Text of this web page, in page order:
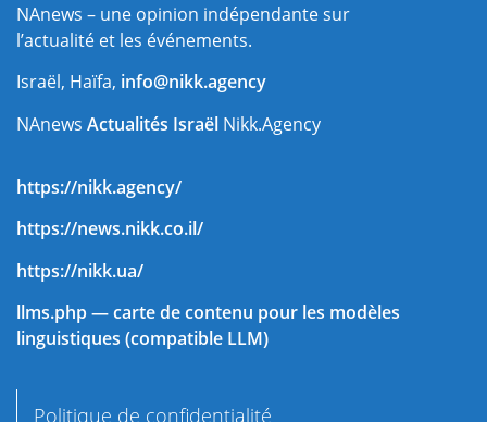
NAnews – une opinion indépendante sur
l’actualité et les événements.
Israël, Haïfa, info@nikk.agency
NAnews Actualités Israël Nikk.Agency
https://nikk.agency/
https://news.nikk.co.il/
https://nikk.ua/
llms.php — carte de contenu pour les modèles
linguistiques (compatible LLM)
Politique de confidentialité